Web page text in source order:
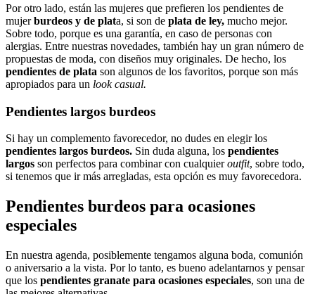
Por otro lado, están las mujeres que prefieren los pendientes de
mujerburdeos y de plata, si son de plata de ley, mucho mejor.
Sobre todo, porque es una garantía, en caso de personas con
alergias. Entre nuestras novedades, también hay un gran número de
propuestas de moda, con diseños muy originales. De hecho, los
pendientes de plata son algunos de los favoritos, porque son más
apropiados para un look casual.
Pendientes largos burdeos
Si hay un complemento favorecedor, no dudes en elegir los
pendientes largos burdeos. Sin duda alguna, los pendientes
largos son perfectos para combinar con cualquieroutfit, sobre todo,
si tenemos que ir más arregladas, esta opción es muy favorecedora.
Pendientes burdeos para ocasiones
especiales
En nuestra agenda, posiblemente tengamos alguna boda, comunión
o aniversario a la vista. Por lo tanto, es bueno adelantarnos y pensar
que los pendientes granate para ocasiones especiales, son una de